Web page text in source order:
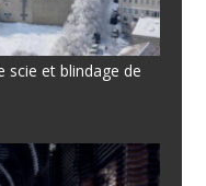
scie et blindage de